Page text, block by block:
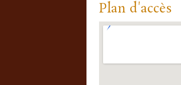
Plan d'accès